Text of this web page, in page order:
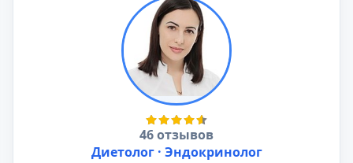
46 отзывов
Диетолог · Эндокринолог